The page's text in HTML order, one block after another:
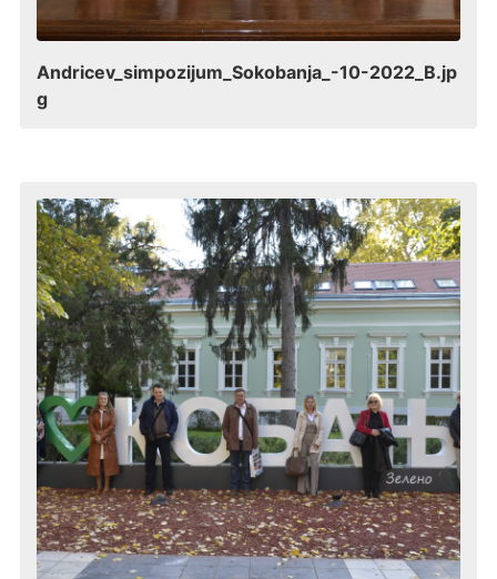
Andricev_simpozijum_Sokobanja_-10-2022_B.jp
g